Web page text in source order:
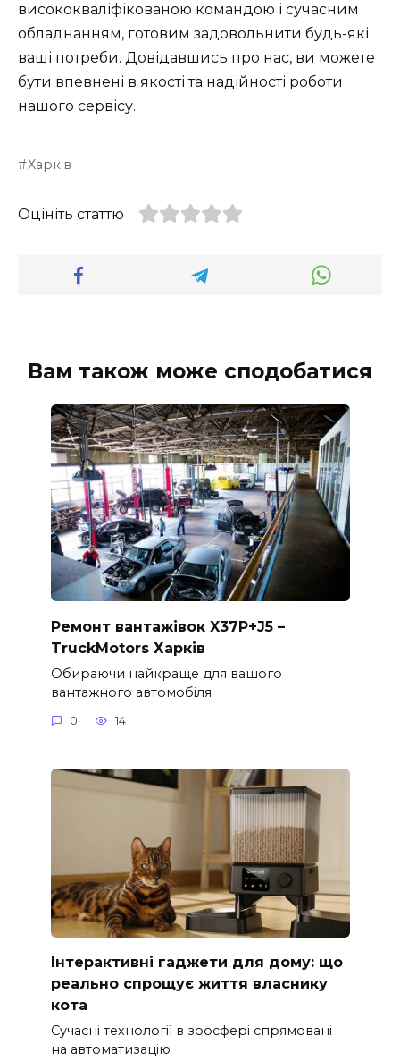
висококваліфікованою командою і сучасним
обладнанням, готовим задовольнити будь-які
ваші потреби. Довідавшись про нас, ви можете
бути впевнені в якості та надійності роботи
нашого сервісу.
Харків
Оцініть статтю
Вам також може сподобатися
Ремонт вантажівок X37P+J5 –
TruckMotors Харків
Обираючи найкраще для вашого
вантажного автомобіля
0 14
Інтерактивні гаджети для дому: що
реально спрощує життя власнику
кота
Сучасні технології в зоосфері спрямовані
на автоматизацію